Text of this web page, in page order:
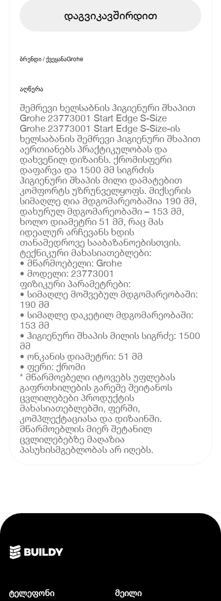
დაგვიკავშირდით
ბრენდი / ქვეყანაGrohe
აღწერა
შემრევი ხელსაბნის ჰიგიენური შხაპით
Grohe 23773001 Start Edge S-Size
Grohe 23773001 Start Edge S-Size-ის
ხელსაბანის შემრევი ჰიგიენური შხაპით
აერთიანებს პრაქტიკულობას და
დახვეწილ დიზაინს. ქრომისფერი
დაფარვა და 1500 მმ სიგრძის
ჰიგიენური შხაპის მილი დამატებით
კომფორტს უზრუნველყოფს. მიქსერის
სიმაღლე ღია მდგომარეობაშია 190 მმ,
დახურულ მდგომარეობაში – 153 მმ,
ხოლო დიამეტრი 51 მმ, რაც მას
იდეალურ არჩევანს ხდის
თანამედროვე სააბაზანოებისთვის.
ტექნიკური მახასიათებლები:
• მწარმოებელი: Grohe
• მოდელი: 23773001
ფიზიკური პარამეტრები:
• სიმაღლე მოშვებულ მდგომარეობაში:
190 მმ
• სიმაღლე დაკეტილ მდგომარეობაში:
153 მმ
• ჰიგიენური შხაპის მილის სიგრძე: 1500
მმ
• ონკანის დიამეტრი: 51 მმ
• ფერი: ქრომი
* მწარმოებელი იტოვებს უფლებას
გაფრთხილების გარეშე შეიტანოს
ცვლილებები პროდუქტის
მახასიათებლებში, ფერში,
კომპლექტაციასა და დიზაინში.
მწარმოებლის მიერ შეტანილ
ცვლილებებზე მაღაზია
პასუხისმგებლობას არ იღებს.
ტელეფონი მეილი